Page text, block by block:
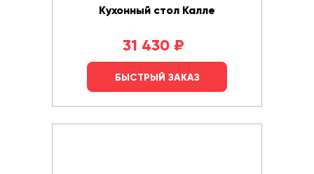
Кухонный стол Калле
31 430 ₽
БЫСТРЫЙ ЗАКАЗ